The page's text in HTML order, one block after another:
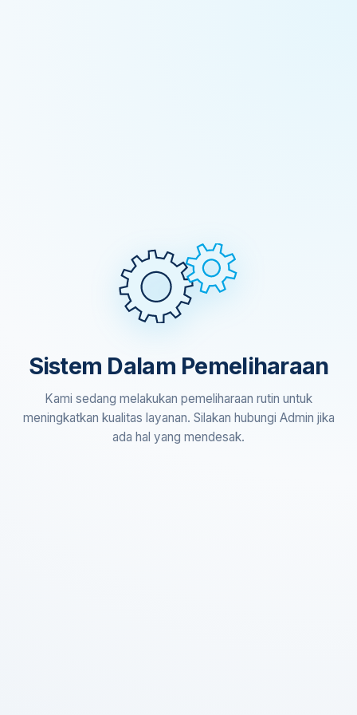
Sistem Dalam Pemeliharaan
Kami sedang melakukan pemeliharaan rutin untuk
meningkatkan kualitas layanan. Silakan hubungi Admin jika
ada hal yang mendesak.